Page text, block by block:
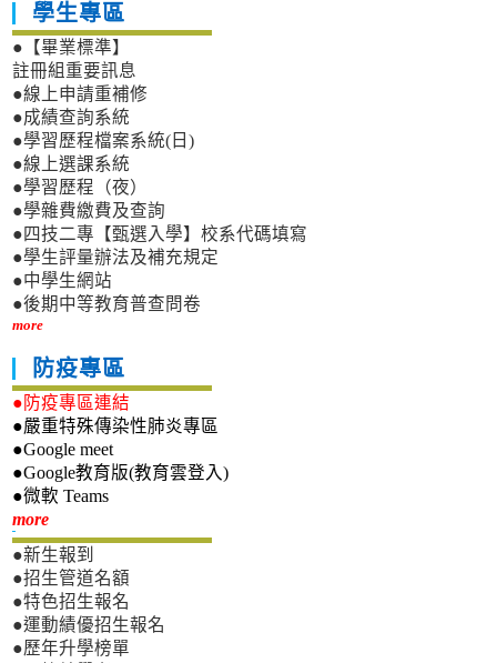
學生專區
●【畢業標準】
註冊組重要訊息
●線上申請重補修
●成績查詢系統
●學習歷程檔案系統(日)
●線上選課系統
●學習歷程（夜）
●學雜費繳費及查詢
●四技二專【甄選入學】校系代碼填寫
●學生評量辦法及補充規定
●中學生網站
●後期中等教育普查問卷
more
防疫專區
●防疫專區連結
●嚴重特殊傳染性肺炎專區
●Google meet
●Google教育版(教育雲登入)
●微軟 Teams
more新生專區
●新生報到
●招生管道名額
●特色招生報名
●運動績優招生報名
●歷年升學榜單